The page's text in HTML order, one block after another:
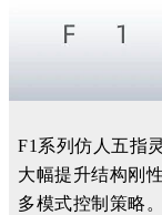
F1系列仿人五指
大幅提升结构刚
多模式控制策略